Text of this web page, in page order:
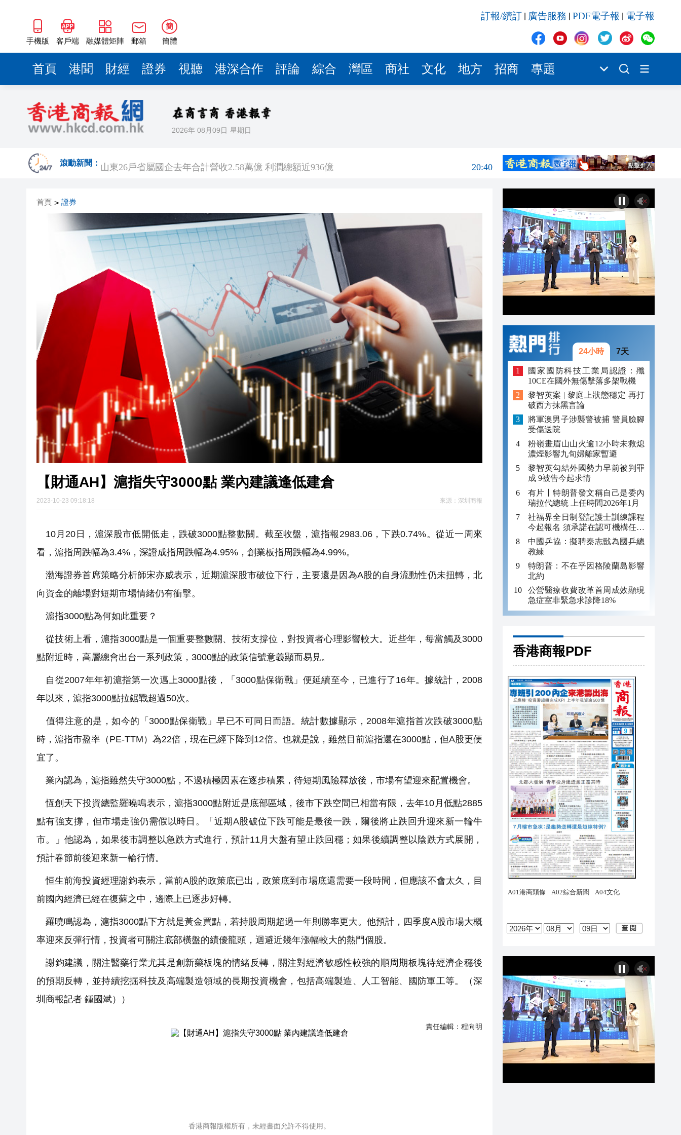
手機版 客戶端 融媒體矩陣 郵箱
簡
簡體
訂報/續訂 廣告服務 PDF電子報 電子報
首頁 港聞 財經 證券 視聽 港深合作 評論 綜合 灣區 商社 文化 地方 招商 專題
2026年 08月09日 星期日
滾動新聞：
瀋陽鐵西校園閱讀活動解鎖閱讀新玩法
20:39
黎智英案｜吳良好：依法公正處理黎智英求情 罪證如山豈能妄想輕判
騰出更多時間專注做好宏福苑火災獨立委員會工作 李家超暫停3項公職委任
21:04
海南澄邁文儒煥新升級 五組數據見證文儒沉香從傳統邁向現代
梁振英率港區全國政協委員考察團來瓊考察
山東26戶省屬國企去年合計營收2.58萬億 利潤總額近936億
20:40
騰出更多時間專注做好宏福苑火災獨立委員會工作 李家超暫停3項公職委任
50餘位頂尖專家共話時代命題
海南澄邁文儒煥新升級 五組數據見證文儒沉香從傳統邁向現代
梁振英率港區全國政協委員考察團來瓊考察
2025年海南儋州以舊換新帶動消費約18億元
20:41
山東26戶省屬國企去年合計營收2.58萬億 利潤總額近936億
瀋陽鐵西校園閱讀活動解鎖閱讀新玩法
20:39
首頁 > 證券
【財通AH】滬指失守3000點 業內建議逢低建倉
2023-10-23 09:18:18 來源： 深圳商報
10月20日，滬深股市低開低走，跌破3000點整數關。截至收盤，滬指報2983.06，下跌0.74%。從近一周來
看，滬指周跌幅為3.4%，深證成指周跌幅為4.95%，創業板指周跌幅為4.99%。
渤海證券首席策略分析師宋亦威表示，近期滬深股市破位下行，主要還是因為A股的自身流動性仍未扭轉，北
向資金的離場對短期市場情緒仍有衝擊。
滬指3000點為何如此重要？
從技術上看，滬指3000點是一個重要整數關、技術支撐位，對投資者心理影響較大。近些年，每當觸及3000
點附近時，高層總會出台一系列政策，3000點的政策信號意義顯而易見。
自從2007年年初滬指第一次邁上3000點後，「3000點保衛戰」便延續至今，已進行了16年。據統計，2008
年以來，滬指3000點拉鋸戰超過50次。
值得注意的是，如今的「3000點保衛戰」早已不可同日而語。統計數據顯示，2008年滬指首次跌破3000點
時，滬指市盈率（PE-TTM）為22倍，現在已經下降到12倍。也就是說，雖然目前滬指還在3000點，但A股更便
宜了。
業內認為，滬指雖然失守3000點，不過積極因素在逐步積累，待短期風險釋放後，市場有望迎來配置機會。
恆創天下投資總監羅曉鳴表示，滬指3000點附近是底部區域，後市下跌空間已相當有限，去年10月低點2885
點有強支撐，但市場走強仍需假以時日。「近期A股破位下跌可能是最後一跌，爾後將止跌回升迎來新一輪牛
市。」他認為，如果後市調整以急跌方式進行，預計11月大盤有望止跌回穩；如果後續調整以陰跌方式展開，
預計春節前後迎來新一輪行情。
恒生前海投資經理謝鈞表示，當前A股的政策底已出，政策底到市場底還需要一段時間，但應該不會太久，目
前國內經濟已經在復蘇之中，邊際上已逐步好轉。
羅曉鳴認為，滬指3000點下方就是黃金買點，若持股周期超過一年則勝率更大。他預計，四季度A股市場大概
率迎來反彈行情，投資者可關注底部橫盤的績優龍頭，迴避近幾年漲幅較大的熱門個股。
謝鈞建議，關注醫藥行業尤其是創新藥板塊的情緒反轉，關注對經濟敏感性較強的順周期板塊待經濟企穩後
的預期反轉，並持續挖掘科技及高端製造領域的長期投資機會，包括高端製造、人工智能、國防軍工等。（深
圳商報記者 鍾國斌））
責任編輯： 程向明
香港商報版權所有，未經書面允許不得使用。
24小時 7天
國家國防科技工業局認證：殲
10CE在國外無傷擊落多架戰機
黎智英案 | 黎庭上狀態穩定 再打
破西方抹黑言論
將軍澳男子涉襲警被捕 警員臉腳
受傷送院
粉嶺畫眉山山火逾12小時未救熄
濃煙影響九旬婦離家暫避
黎智英勾結外國勢力早前被判罪
成 9被告今起求情
有片丨特朗普發文稱自己是委內
瑞拉代總統 上任時間2026年1月
社福界全日制登記護士訓練課程
今起報名 須承諾在認可機構任職
至少三年
中國乒協：擬聘秦志戩為國乒總
教練
特朗普：不在乎因格陵蘭島影響
北約
公營醫療收費改革首周成效顯現
急症室非緊急求診降18%
香港商報PDF